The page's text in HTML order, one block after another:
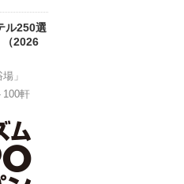
ル250選
（2026
」
100軒